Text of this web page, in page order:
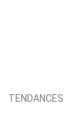
TENDANCES